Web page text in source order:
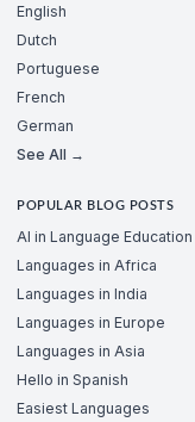
English
Dutch
Portuguese
French
German
See All →
POPULAR BLOG POSTS
AI in Language Education
Languages in Africa
Languages in India
Languages in Europe
Languages in Asia
Hello in Spanish
Easiest Languages